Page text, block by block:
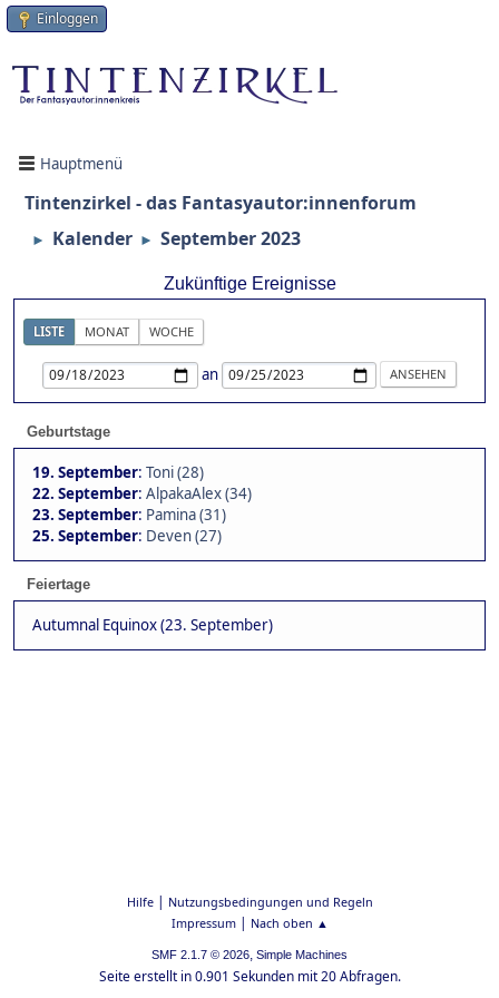
Einloggen
Hauptmenü
Tintenzirkel - das Fantasyautor:innenforum
► Kalender ► September 2023
Zukünftige Ereignisse
LISTE MONAT WOCHE
an
Geburtstage
19. September: Toni (28)
22. September: AlpakaAlex (34)
23. September: Pamina (31)
25. September: Deven (27)
Feiertage
Autumnal Equinox (23. September)
Hilfe| Nutzungsbedingungen und Regeln
Impressum| Nach oben ▲
SMF 2.1.7 © 2026, Simple Machines
Seite erstellt in 0.901 Sekunden mit 20 Abfragen.